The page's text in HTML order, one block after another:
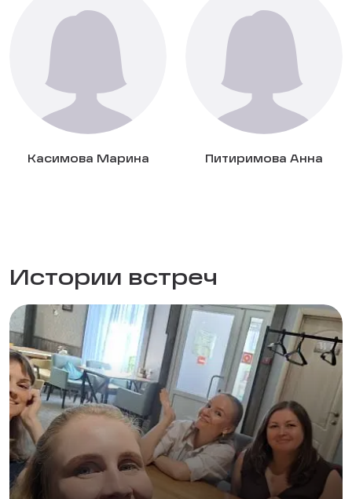
Касимова Марина Питиримова Анна
Истории встреч